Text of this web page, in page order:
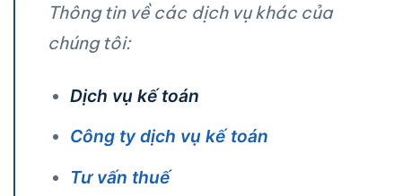
Thông tin về các dịch vụ khác của
chúng tôi:
Dịch vụ kế toán
Công ty dịch vụ kế toán
Tư vấn thuế